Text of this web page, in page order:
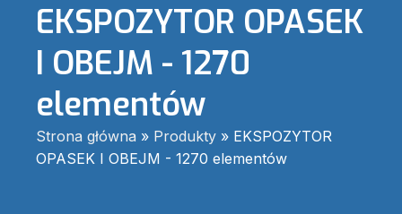
EKSPOZYTOR OPASEK
I OBEJM - 1270
elementów
Strona główna » Produkty » EKSPOZYTOR
OPASEK I OBEJM - 1270 elementów